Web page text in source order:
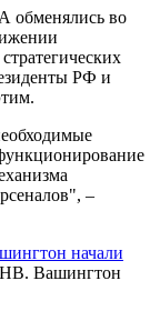
обменялись во
РФ и
–
начали
Вашингтон